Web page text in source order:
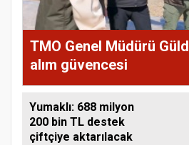
TMO Genel Müdürü
alım güvencesi
Yumaklı: 688 milyon
200 bin TL destek
çiftçiye aktarılacak